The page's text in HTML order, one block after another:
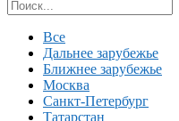
Все
Дальнее зарубежье
Ближнее зарубежье
Москва
Санкт-Петербург
Татарстан